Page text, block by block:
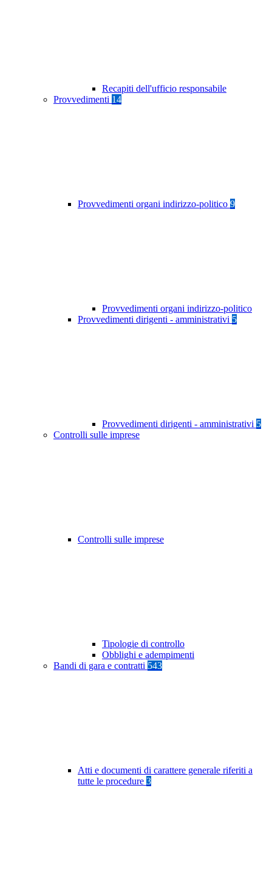
Recapiti dell'ufficio responsabile
Provvedimenti 14
Provvedimenti organi indirizzo-politico 9
Provvedimenti organi indirizzo-politico
Provvedimenti dirigenti - amministrativi 5
Provvedimenti dirigenti - amministrativi 5
Controlli sulle imprese
Controlli sulle imprese
Tipologie di controllo
Obblighi e adempimenti
Bandi di gara e contratti 543
Atti e documenti di carattere generale riferiti a
tutte le procedure 3